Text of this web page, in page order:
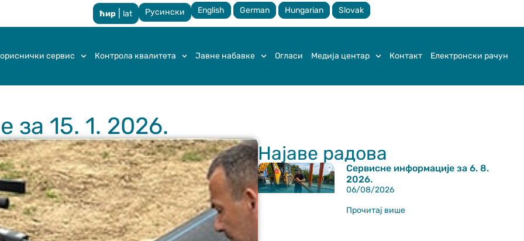
ћир| lat Русински English German Hungarian Slovak
сервис Контрола квалитета Јавне набавке Огласи Медија центар Контакт Електронски рачун
Најаве радова
Сервисне информације за 6. 8.
2026.
06/08/2026
Прочитај више
за 15. 1. 2026.